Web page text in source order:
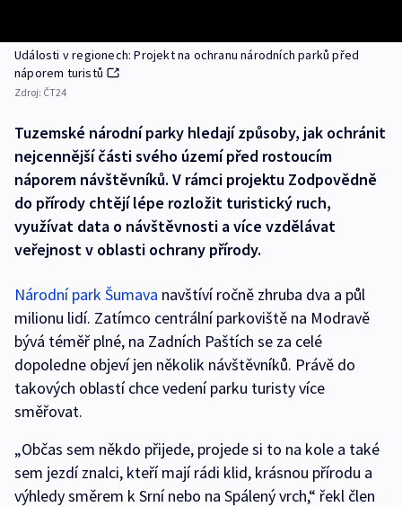
Události v regionech: Projekt na ochranu národních parků před
náporem turistů
Zdroj: ČT24
Tuzemské národní parky hledají způsoby, jak ochránit
nejcennější části svého území před rostoucím
náporem návštěvníků. V rámci projektu Zodpovědně
do přírody chtějí lépe rozložit turistický ruch,
využívat data o návštěvnosti a více vzdělávat
veřejnost v oblasti ochrany přírody.
Národní park Šumava navštíví ročně zhruba dva a půl
milionu lidí. Zatímco centrální parkoviště na Modravě
bývá téměř plné, na Zadních Paštích se za celé
dopoledne objeví jen několik návštěvníků. Právě do
takových oblastí chce vedení parku turisty více
směřovat.
„Občas sem někdo přijede, projede si to na kole a také
sem jezdí znalci, kteří mají rádi klid, krásnou přírodu a
výhledy směrem k Srní nebo na Spálený vrch,“ řekl člen